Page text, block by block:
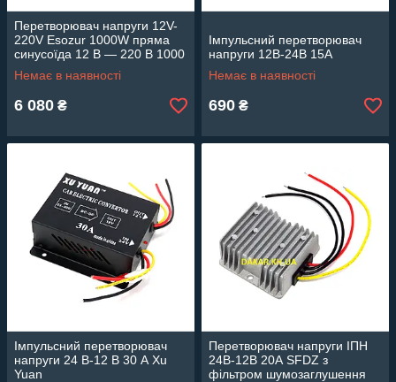
Перетворювач напруги 12V-
220V Esozur 1000W пряма
синусоїда 12 В — 220 В 1000
Вт
Немає в наявності
6 080 ₴
Імпульсний перетворювач
напруги 12В-24В 15А
Немає в наявності
690 ₴
Імпульсний перетворювач
напруги 24 В-12 В 30 А Xu
Yuan
Перетворювач напруги ІПН
24В-12В 20А SFDZ з
фільтром шумозаглушення